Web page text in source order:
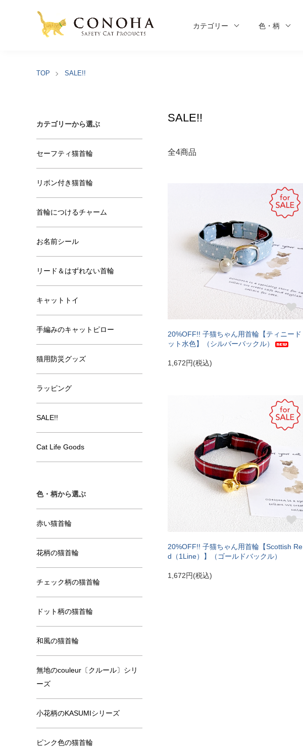
カテゴリー 色・柄
TOP SALE!!
SALE!!
全4商品
20%OFF!! 子猫ちゃん用首輪【ティニード
ット水色】（シルバーバックル）
1,672円(税込)
20%OFF!! 子猫ちゃん用首輪【Scottish Re
d（1Line）】（ゴールドバックル）
1,672円(税込)
カテゴリーから選ぶ
セーフティ猫首輪
リボン付き猫首輪
首輪につけるチャーム
お名前シール
リード＆はずれない首輪
キャットトイ
手編みのキャットピロー
猫用防災グッズ
ラッピング
SALE!!
Cat Life Goods
色・柄から選ぶ
赤い猫首輪
花柄の猫首輪
チェック柄の猫首輪
ドット柄の猫首輪
和風の猫首輪
無地のcouleur〔クルール〕シリ
ーズ
小花柄のKASUMIシリーズ
ピンク色の猫首輪